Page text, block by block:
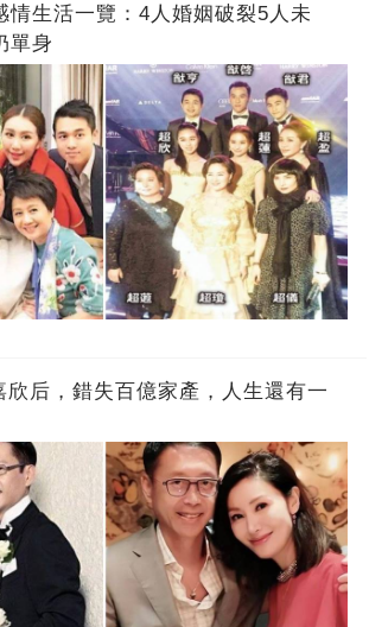
情生活一覽：4人婚姻破裂5人未
單身
欣后，錯失百億家產，人生還有一